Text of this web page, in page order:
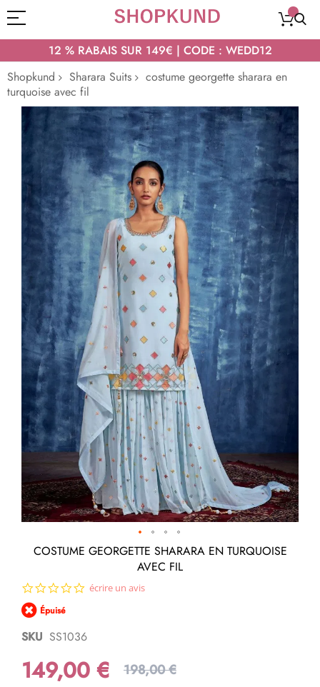
12 % RABAIS SUR 149€ | CODE : WEDD12
Shopkund
Sharara Suits
costume georgette sharara en
turquoise avec fil
Passer
la
fin
galerie
d’images
Passer
de
la
Galerie
d’images
COSTUME GEORGETTE SHARARA EN TURQUOISE
AVEC FIL
0.0
écrire un avis
Épuisé
SKU SS1036
149,00 € 198,00 €